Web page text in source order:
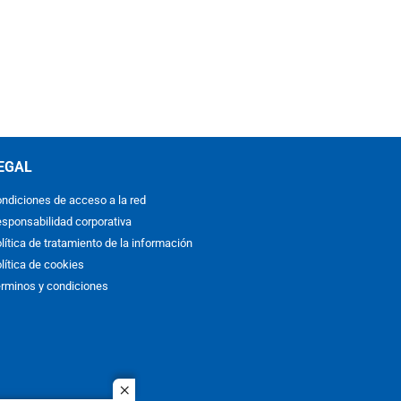
close
de acceso a la red
corporativa
de tratamiento de la información
de cookies
y condiciones